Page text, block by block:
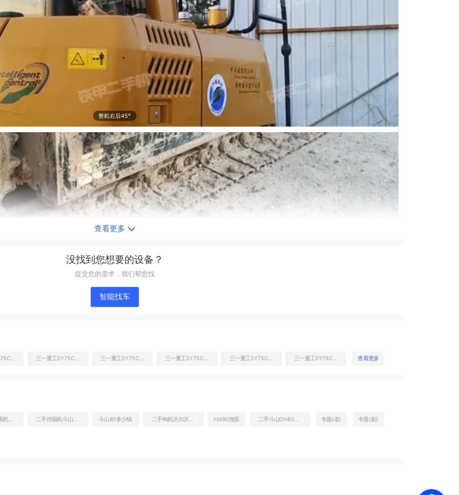
整机右后45°
查看更多
没找到您想要的设备？
提交您的需求，我们帮您找
智能找车
三一重工SY75C挖掘机 三一重工SY75C挖掘机 三一重工SY75C挖掘机 三一重工SY75C挖掘机 三一重工SY75C挖掘机 三一重工SY75C挖掘机 查看更多
斗山80多少钱 hbt80拖泵 二手斗山DH80GOLD勾机价格多少 专题(老) 专题(新)